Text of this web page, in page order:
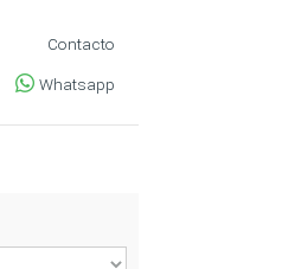
Contacto
Whatsapp